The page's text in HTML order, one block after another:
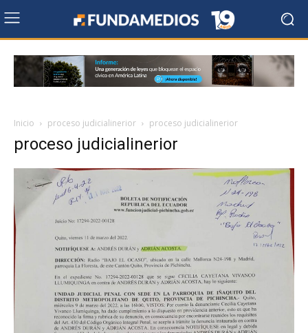
Inicio proceso judicialinerior proceso judicialinerior
proceso judicialinerior